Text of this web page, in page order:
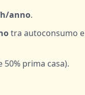
anno.
tra autoconsumo e
prima casa).